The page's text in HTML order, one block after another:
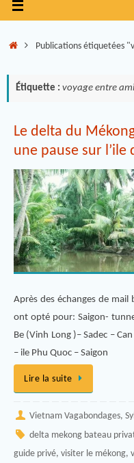
Publications étiquetées
Étiquette : voyage entre
Le delta du
une pause sur l’ile
Après des échanges de
ont opté pour: Saigon-
Be (Vinh Long )– Sadec –
– ile Phu Quoc – Saigon
Lire la suite
Vietnam Vagabondages,
delta mekong bateau
guide privé, visiter le mékong,